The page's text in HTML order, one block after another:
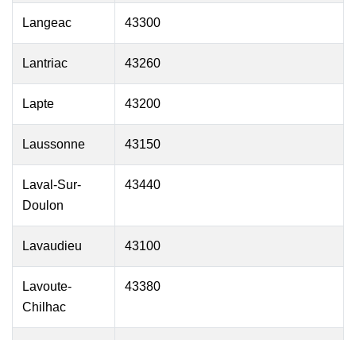
Langeac 43300
Lantriac 43260
Lapte 43200
Laussonne 43150
Laval-Sur-
Doulon
43440
Lavaudieu 43100
Lavoute-
Chilhac
43380